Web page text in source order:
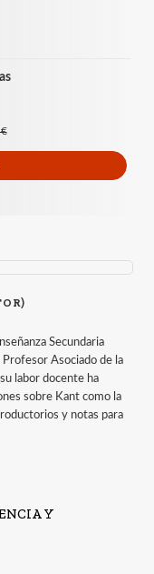
Secundaria
Asociado de la
labor docente ha
sobre Kant como la
y notas para
Y